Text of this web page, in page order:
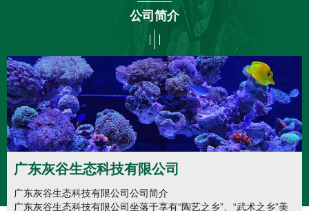
公司简介
广东灰谷生态科技有限公司
广东灰谷生态科技有限公司公司简介
广东灰谷生态科技有限公司坐落于享有“陶艺之乡”、“武术之乡”美